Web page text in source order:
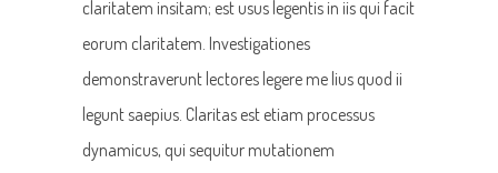
claritatem insitam; est usus legentis in iis qui facit
eorum claritatem. Investigationes
demonstraverunt lectores legere me lius quod ii
legunt saepius. Claritas est etiam processus
dynamicus, qui sequitur mutationem